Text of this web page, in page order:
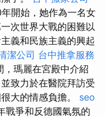
開始，她作為一名女
次世界大戰的困難以
義和民族主義的興起
潔公司 台中推拿服務
瑪麗在宮殿中介紹
致力於在醫院拜訪受
大的情感負擔。 seo
戰爭和反德國氣氛的